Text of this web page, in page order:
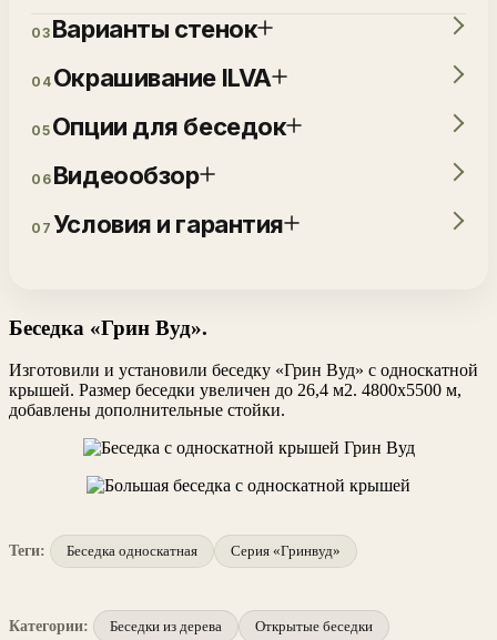
03 Варианты стенок
04 Окрашивание ILVA
05 Опции для беседок
06 Видеообзор
07 Условия и гарантия
Беседка «Грин Вуд».
Изготовили и установили беседку «Грин Вуд» с односкатной
крышей. Размер беседки увеличен до 26,4 м2. 4800х5500 м,
добавлены дополнительные стойки.
Теги: Беседка односкатная Серия «Гринвуд»
Категории: Беседки из дерева Открытые беседки